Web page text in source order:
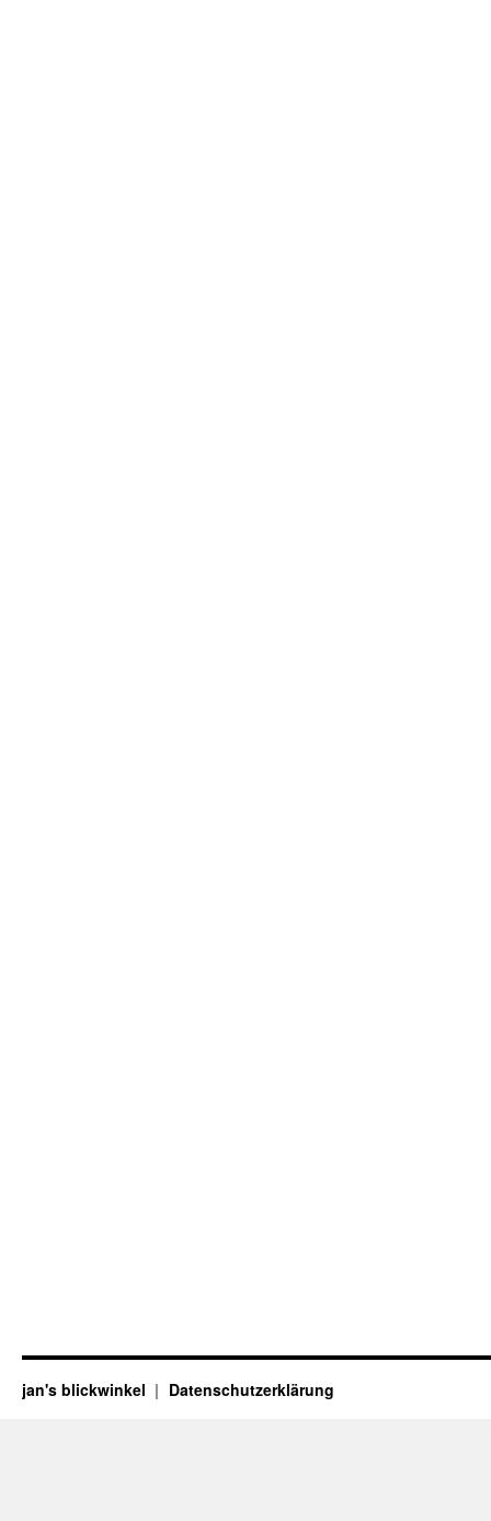
jan's blickwinkel Datenschutzerklärung